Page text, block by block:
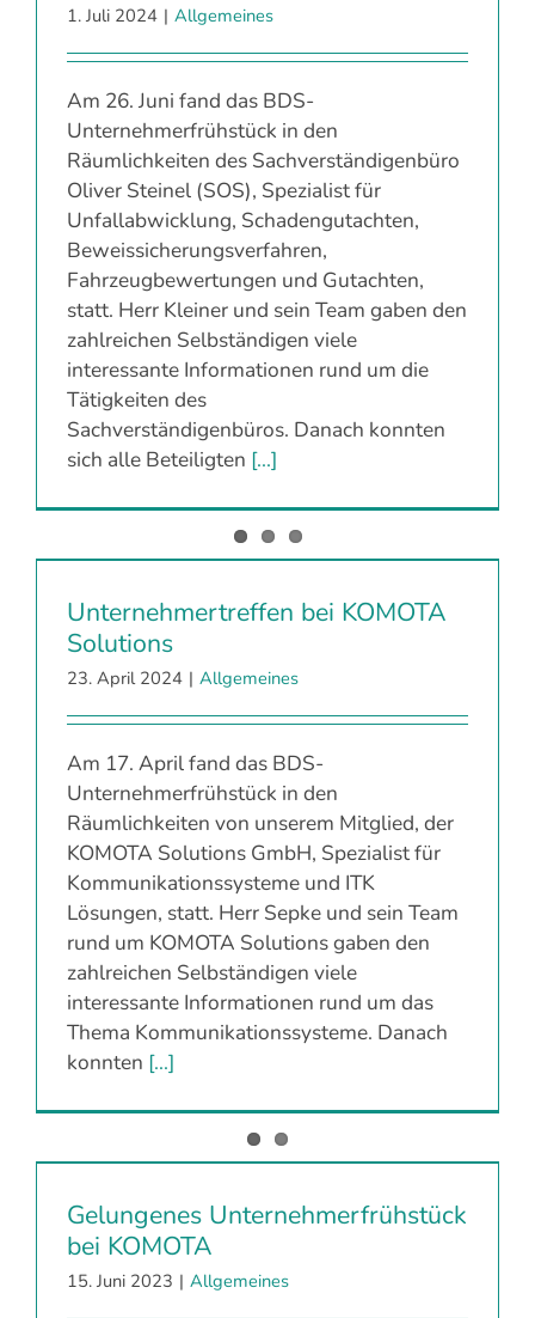
1. Juli 2024 | Allgemeines
Am 26. Juni fand das BDS-
Unternehmerfrühstück in den
Räumlichkeiten des Sachverständigenbüro
Oliver Steinel (SOS), Spezialist für
Unfallabwicklung, Schadengutachten,
Beweissicherungsverfahren,
Fahrzeugbewertungen und Gutachten,
statt. Herr Kleiner und sein Team gaben den
zahlreichen Selbständigen viele
interessante Informationen rund um die
Tätigkeiten des
Sachverständigenbüros. Danach konnten
sich alle Beteiligten [...]
Unternehmertreffen bei KOMOTA
Solutions
23. April 2024 | Allgemeines
Am 17. April fand das BDS-
Unternehmerfrühstück in den
Räumlichkeiten von unserem Mitglied, der
KOMOTA Solutions GmbH, Spezialist für
Kommunikationssysteme und ITK
Lösungen, statt. Herr Sepke und sein Team
rund um KOMOTA Solutions gaben den
zahlreichen Selbständigen viele
interessante Informationen rund um das
Thema Kommunikationssysteme. Danach
konnten [...]
Gelungenes Unternehmerfrühstück
bei KOMOTA
15. Juni 2023 | Allgemeines